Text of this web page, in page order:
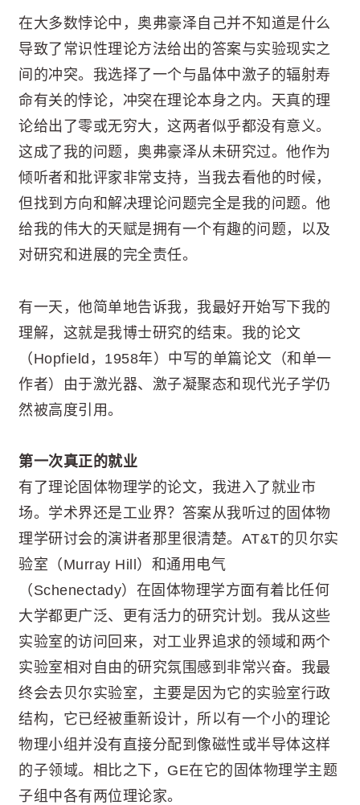
在大多数悖论中，奥弗豪泽自己并不知道是什么
导致了常识性理论方法给出的答案与实验现实之
间的冲突。我选择了一个与晶体中激子的辐射寿
命有关的悖论，冲突在理论本身之内。天真的理
论给出了零或无穷大，这两者似乎都没有意义。
这成了我的问题，奥弗豪泽从未研究过。他作为
倾听者和批评家非常支持，当我去看他的时候，
但找到方向和解决理论问题完全是我的问题。他
给我的伟大的天赋是拥有一个有趣的问题，以及
对研究和进展的完全责任。
有一天，他简单地告诉我，我最好开始写下我的
理解，这就是我博士研究的结束。我的论文
（Hopfield，1958年）中写的单篇论文（和单一
作者）由于激光器、激子凝聚态和现代光子学仍
然被高度引用。
第一次真正的就业
有了理论固体物理学的论文，我进入了就业市
场。学术界还是工业界？答案从我听过的固体物
理学研讨会的演讲者那里很清楚。AT&T的贝尔实
验室（Murray Hill）和通用电气
（Schenectady）在固体物理学方面有着比任何
大学都更广泛、更有活力的研究计划。我从这些
实验室的访问回来，对工业界追求的领域和两个
实验室相对自由的研究氛围感到非常兴奋。我最
终会去贝尔实验室，主要是因为它的实验室行政
结构，它已经被重新设计，所以有一个小的理论
物理小组并没有直接分配到像磁性或半导体这样
的子领域。相比之下，GE在它的固体物理学主题
子组中各有两位理论家。